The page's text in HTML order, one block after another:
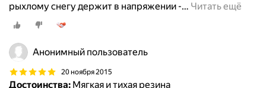
рыхлому снегу держит в напряжении -… Читать ещё
Анонимный пользователь
20 ноября 2015
Достоинства: Мягкая и тихая резина